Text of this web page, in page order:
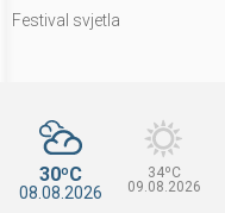
Festival svjetla
30ºC
08.08.2026
34ºC
09.08.2026